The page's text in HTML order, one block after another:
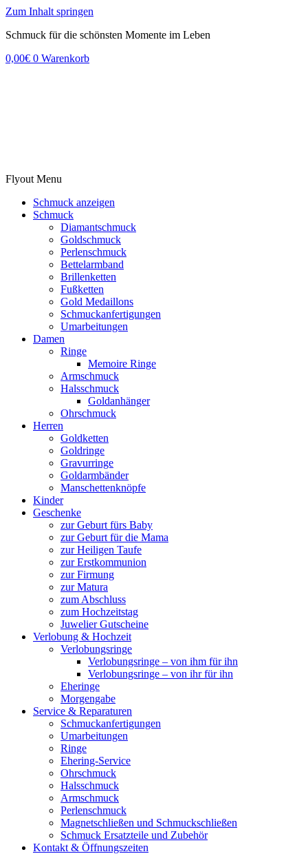
Zum Inhalt springen
Schmuck für die schönsten Momente im Leben
0,00€ 0 Warenkorb
Flyout Menu
Schmuck anzeigen
Schmuck
Diamantschmuck
Goldschmuck
Perlenschmuck
Bettelarmband
Brillenketten
Fußketten
Gold Medaillons
Schmuckanfertigungen
Umarbeitungen
Damen
Ringe
Memoire Ringe
Armschmuck
Halsschmuck
Goldanhänger
Ohrschmuck
Herren
Goldketten
Goldringe
Gravurringe
Goldarmbänder
Manschettenknöpfe
Kinder
Geschenke
zur Geburt fürs Baby
zur Geburt für die Mama
zur Heiligen Taufe
zur Erstkommunion
zur Firmung
zur Matura
zum Abschluss
zum Hochzeitstag
Juwelier Gutscheine
Verlobung & Hochzeit
Verlobungsringe
Verlobungsringe – von ihm für ihn
Verlobungsringe – von ihr für ihn
Eheringe
Morgengabe
Service & Reparaturen
Schmuckanfertigungen
Umarbeitungen
Ringe
Ehering-Service
Ohrschmuck
Halsschmuck
Armschmuck
Perlenschmuck
Magnetschließen und Schmuckschließen
Schmuck Ersatzteile und Zubehör
Kontakt & Öffnungszeiten